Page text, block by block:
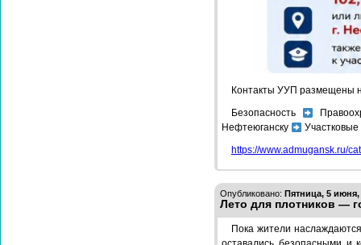
Контакты УУП размещены
Безопасность
Нефтеюганску
https://www.admugansk.ru/
Опубликовано: Пятница, 5 июня,
Лето для плотников —
Пока жители